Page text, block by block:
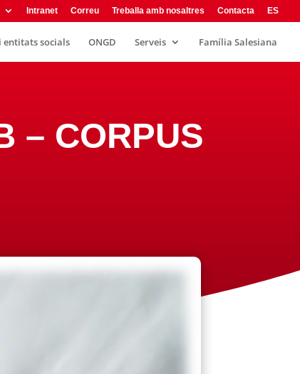
Intranet Correu Treballa amb nosaltres Contacta ES
entitats socials ONGD Serveis Família Salesiana
– CORPUS